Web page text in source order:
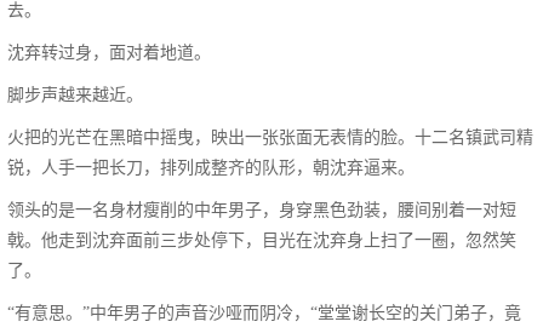
去。
沈弃转过身，面对着地道。
脚步声越来越近。
火把的光芒在黑暗中摇曳，映出一张张面无表情的脸。十二名镇武司精
锐，人手一把长刀，排列成整齐的队形，朝沈弃逼来。
领头的是一名身材瘦削的中年男子，身穿黑色劲装，腰间别着一对短
戟。他走到沈弃面前三步处停下，目光在沈弃身上扫了一圈，忽然笑
了。
“有意思。”中年男子的声音沙哑而阴冷，“堂堂谢长空的关门弟子，竟